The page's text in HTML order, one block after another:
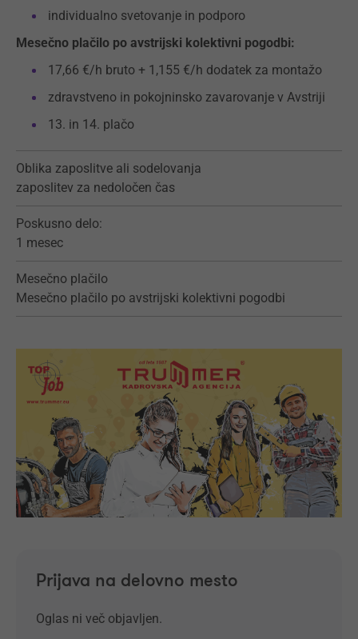
individualno svetovanje in podporo
Mesečno plačilo po avstrijski kolektivni pogodbi:
17,66 €/h bruto + 1,155 €/h dodatek za montažo
zdravstveno in pokojninsko zavarovanje v Avstriji
13. in 14. plačo
Oblika zaposlitve ali sodelovanja
zaposlitev za nedoločen čas
Poskusno delo:
1 mesec
Mesečno plačilo
Mesečno plačilo po avstrijski kolektivni pogodbi
Prijava na delovno mesto
Oglas ni več objavljen.